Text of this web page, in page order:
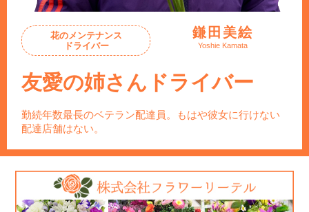
花のメンテナンス
ドライバー
鎌田美絵
Yoshie Kamata
友愛の姉さんドライバー
勤続年数最長のベテラン配達員。もはや彼女に行けない
配達店舗はない。